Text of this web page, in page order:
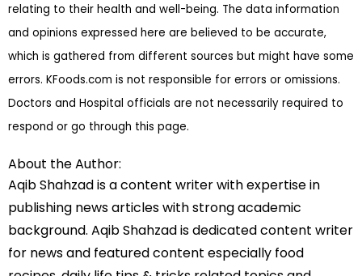
relating to their health and well-being. The data information
and opinions expressed here are believed to be accurate,
which is gathered from different sources but might have some
errors. KFoods.com is not responsible for errors or omissions.
Doctors and Hospital officials are not necessarily required to
respond or go through this page.
About the Author:
Aqib Shahzad is a content writer with expertise in
publishing news articles with strong academic
background. Aqib Shahzad is dedicated content writer
for news and featured content especially food